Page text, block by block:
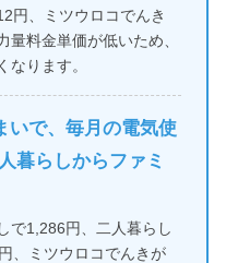
円、ミツウロコでんき
料金単価が低いため、
なります。
いで、毎月の電気使
暮らしからファミ
で1,286円、二人暮らし
、ミツウロコでんきが